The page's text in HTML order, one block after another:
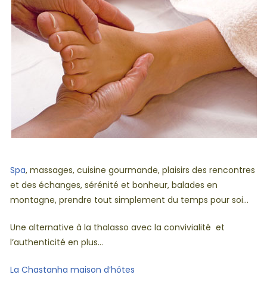
Spa, massages, cuisine gourmande, plaisirs des rencontres
et des échanges, sérénité et bonheur, balades en
montagne, prendre tout simplement du temps pour soi…
Une alternative à la thalasso avec la convivialité et
l’authenticité en plus…
La Chastanha maison d’hôtes